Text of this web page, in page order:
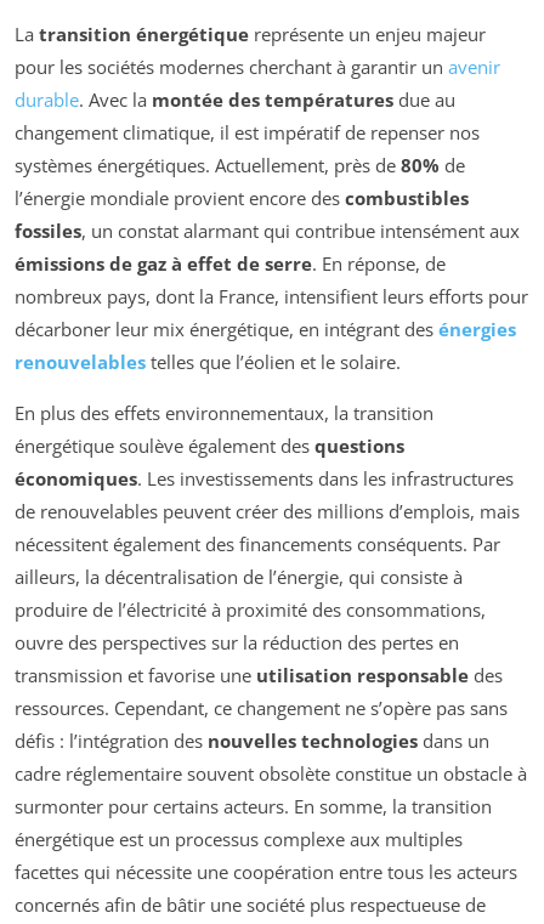
La transition énergétique représente un enjeu majeur
pour les sociétés modernes cherchant à garantir un avenir
durable. Avec la montée des températures due au
changement climatique, il est impératif de repenser nos
systèmes énergétiques. Actuellement, près de 80% de
l’énergie mondiale provient encore des combustibles
fossiles, un constat alarmant qui contribue intensément aux
émissions de gaz à effet de serre. En réponse, de
nombreux pays, dont la France, intensifient leurs efforts pour
décarboner leur mix énergétique, en intégrant des énergies
renouvelables telles que l’éolien et le solaire.
En plus des effets environnementaux, la transition
énergétique soulève également des questions
économiques. Les investissements dans les infrastructures
de renouvelables peuvent créer des millions d’emplois, mais
nécessitent également des financements conséquents. Par
ailleurs, la décentralisation de l’énergie, qui consiste à
produire de l’électricité à proximité des consommations,
ouvre des perspectives sur la réduction des pertes en
transmission et favorise une utilisation responsable des
ressources. Cependant, ce changement ne s’opère pas sans
défis : l’intégration des nouvelles technologies dans un
cadre réglementaire souvent obsolète constitue un obstacle à
surmonter pour certains acteurs. En somme, la transition
énergétique est un processus complexe aux multiples
facettes qui nécessite une coopération entre tous les acteurs
concernés afin de bâtir une société plus respectueuse de